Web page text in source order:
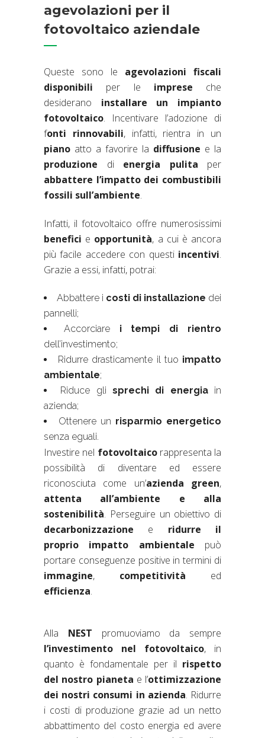
agevolazioni per il
fotovoltaico aziendale
Queste sono le agevolazioni fiscali
disponibili per le imprese che
desiderano installare un impianto
fotovoltaico. Incentivare l’adozione di
fonti rinnovabili, infatti, rientra in un
piano atto a favorire la diffusione e la
produzione di energia pulita per
abbattere l’impatto dei combustibili
fossili sull’ambiente.
Infatti, il fotovoltaico offre numerosissimi
benefici e opportunità, a cui è ancora
più facile accedere con questi incentivi.
Grazie a essi, infatti, potrai:
Abbattere i costi di installazione dei
pannelli;
Accorciare i tempi di rientro
dell’investimento;
Ridurre drasticamente il tuo impatto
ambientale;
Riduce glisprechi di energiain
azienda;
Ottenere un risparmio energetico
senza eguali.
Investire nel fotovoltaicorappresenta la
possibilità di diventare ed essere
riconosciuta come un’azienda green,
attenta all’ambiente e alla
sostenibilità. Perseguire un obiettivo di
decarbonizzazione e ridurre il
proprio impatto ambientale può
portare conseguenze positive in termini di
immagine, competitività ed
efficienza.
Alla NEST promuoviamo da sempre
l’investimento nel fotovoltaico, in
quanto è fondamentale per il rispetto
del nostro pianeta e l’ottimizzazione
dei nostri consumi in azienda. Ridurre
i costi di produzione grazie ad un netto
abbattimento del costo energia ed avere